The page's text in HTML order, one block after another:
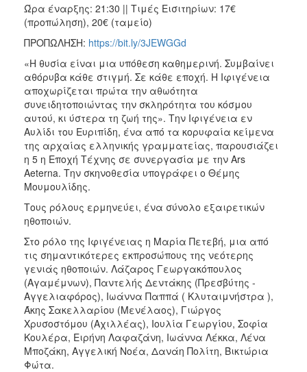
ΤΟΠΟΣ
ΠΟΛΙΤΙΣΜΟΣ
ΑΝΘΕΚΤΙΚΗ
ΠΟΛΗ
Ώρα έναρξης: 21:30 || Τιμές Εισιτηρίων: 17€
(προπώληση), 20€ (ταμείο)
ΠΡΟΠΩΛΗΣΗ: https://bit.ly/3JEWGGd
«Η θυσία είναι μια υπόθεση καθημερινή. Συμβαίνει
αθόρυβα κάθε στιγμή. Σε κάθε εποχή. Η Ιφιγένεια
αποχωρίζεται πρώτα την αθωότητα
συνειδητοποιώντας την σκληρότητα του κόσμου
αυτού, κι ύστερα τη ζωή της». Την Ιφιγένεια εν
Αυλίδι του Ευριπίδη, ένα από τα κορυφαία κείμενα
της αρχαίας ελληνικής γραμματείας, παρουσιάζει
η 5 η Εποχή Τέχνης σε συνεργασία με την Ars
Aeterna. Την σκηνοθεσία υπογράφει ο Θέμης
Μουμουλίδης.
Τους ρόλους ερμηνεύει, ένα σύνολο εξαιρετικών
ηθοποιών.
Στο ρόλο της Ιφιγένειας η Μαρία Πετεβή, μια από
τις σημαντικότερες εκπροσώπους της νεότερης
γενιάς ηθοποιών. Λάζαρος Γεωργακόπουλος
(Αγαμέμνων), Παντελής Δεντάκης (Πρεσβύτης -
Αγγελιαφόρος), Ιωάννα Παππά ( Κλυταιμνήστρα ),
Άκης Σακελλαρίου (Μενέλαος), Γιώργος
Χρυσοστόμου (Αχιλλέας), Ιουλία Γεωργίου, Σοφία
Κουλέρα, Ειρήνη Λαφαζάνη, Ιωάννα Λέκκα, Λένα
Μποζάκη, Αγγελική Νοέα, Δανάη Πολίτη, Βικτώρια
Φώτα.